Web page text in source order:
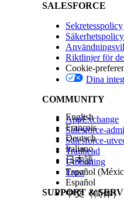
Kontroll av
Aktivera
Skydd för
För att
Säker kontroll
Denna
fördefinierad,
Kontroll av
Salesforces
LÖSTE DENNA
Berätta för oss vad
SALESFORCE
Sekretesspolicy
Säkerhetspolicy
Riktlinjer för
Cookie-
Dina
COMMUNITY
AppExchange
Salesforce-
Salesforce-
Trailhead
Utbildning
Trust
SUPPORT &
English
Français
Deutsch
Italiano
日本語
Español
Español
中文（简体）